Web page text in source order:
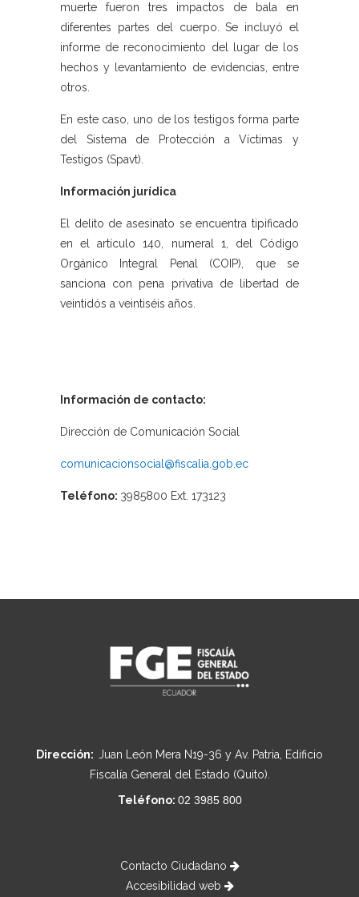
muerte fueron tres impactos de bala en
diferentes partes del cuerpo. Se incluyó el
informe de reconocimiento del lugar de los
hechos y levantamiento de evidencias, entre
otros.
En este caso, uno de los testigos forma parte
del Sistema de Protección a Víctimas y
Testigos (Spavt).
Información jurídica
El delito de asesinato se encuentra tipificado
en el artículo 140, numeral 1, del Código
Orgánico Integral Penal (COIP), que se
sanciona con pena privativa de libertad de
veintidós a veintiséis años.
Información de contacto:
Dirección de Comunicación Social
comunicacionsocial@fiscalia.gob.ec
Teléfono: 3985800 Ext. 173123
Dirección: Juan León Mera N19-36 y Av. Patria, Edificio
Fiscalía General del Estado (Quito).
Teléfono: 02 3985 800
Contacto Ciudadano
Accesibilidad web